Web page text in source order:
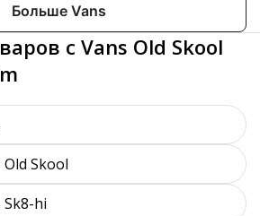
Больше Vans
с Vans Old Skool
Skool
Sk8-hi